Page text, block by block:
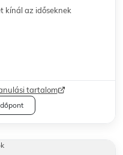
kínál az időseknek
tartalom